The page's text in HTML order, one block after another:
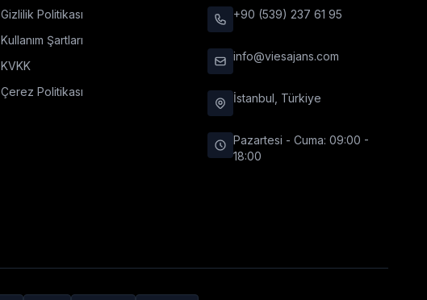
Gizlilik Politikası
Kullanım Şartları
KVKK
Çerez Politikası
+90 (539) 237 61 95
info@viesajans.com
İstanbul, Türkiye
Pazartesi - Cuma: 09:00 -
18:00